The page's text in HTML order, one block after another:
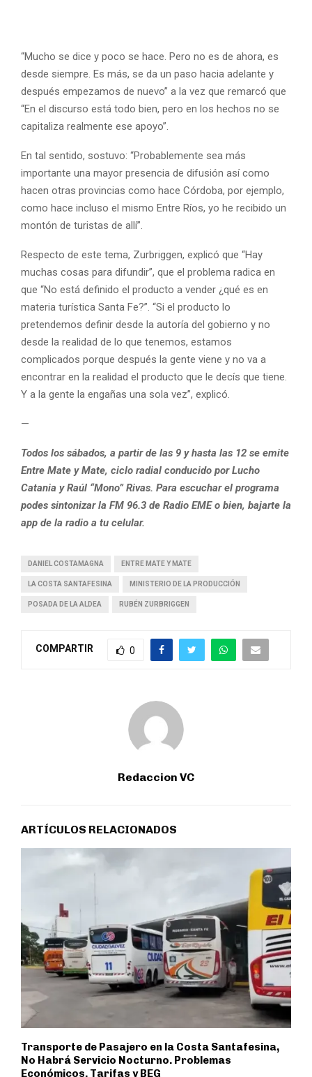
“Mucho se dice y poco se hace. Pero no es de ahora, es
desde siempre. Es más, se da un paso hacia adelante y
después empezamos de nuevo” a la vez que remarcó que
“En el discurso está todo bien, pero en los hechos no se
capitaliza realmente ese apoyo”.
En tal sentido, sostuvo: “Probablemente sea más
importante una mayor presencia de difusión así como
hacen otras provincias como hace Córdoba, por ejemplo,
como hace incluso el mismo Entre Ríos, yo he recibido un
montón de turistas de allí”.
Respecto de este tema, Zurbriggen, explicó que “Hay
muchas cosas para difundir”, que el problema radica en
que “No está definido el producto a vender ¿qué es en
materia turística Santa Fe?”. “Si el producto lo
pretendemos definir desde la autoría del gobierno y no
desde la realidad de lo que tenemos, estamos
complicados porque después la gente viene y no va a
encontrar en la realidad el producto que le decís que tiene.
Y a la gente la engañas una sola vez”, explicó.
—
Todos los sábados, a partir de las 9 y hasta las 12 se emite
Entre Mate y Mate, ciclo radial conducido por Lucho
Catania y Raúl “Mono” Rivas. Para escuchar el programa
podes sintonizar la FM 96.3 de Radio EME o bien, bajarte la
app de la radio a tu celular.
DANIEL COSTAMAGNA ENTRE MATE Y MATE
LA COSTA SANTAFESINA MINISTERIO DE LA PRODUCCIÓN
POSADA DE LA ALDEA RUBÉN ZURBRIGGEN
COMPARTIR 0
Redaccion VC
ARTÍCULOS RELACIONADOS
Transporte de Pasajero en la Costa Santafesina,
No Habrá Servicio Nocturno. Problemas
Económicos. Tarifas y BEG